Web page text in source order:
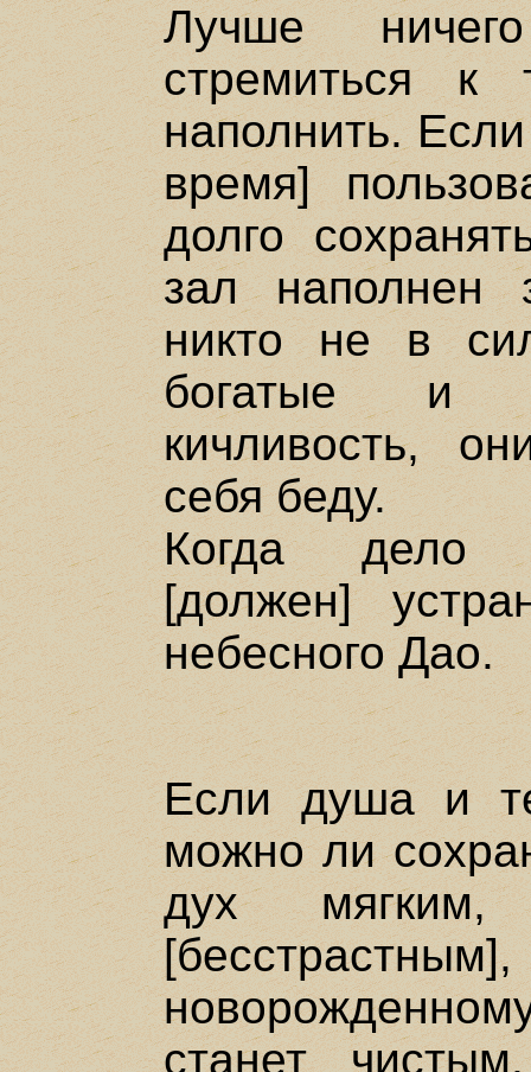
Лучше
стремиться к
наполнить.
время]
долго
зал
никто не в
богатые и
кичливость,
себя беду.
Когда дело
[должен]
небесного Дао.
Если душа и
можно ли
дух
станет